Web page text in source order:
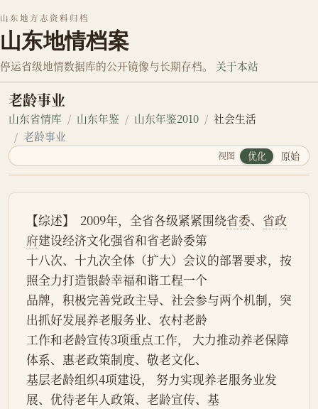
山东地方志资料归档
山东地情档案
停运省级地情数据库的公开镜像与长期存档。 关于本站
老龄事业
山东省情库 山东年鉴 山东年鉴2010
社会生活
老龄事业
视图 优化 原始
【综述】  2009年，全省各级紧紧围绕省委、 省政
府建设经济文化强省和省老龄委第
十八次、十九次全体（扩大）会议的部署要求，按
照全力打造银龄幸福和谐工程一个
品牌，积极完善党政主导、社会参与两个机制，突
出抓好发展养老服务业、农村老龄
工作和老龄宣传3项重点工作， 大力推动养老保障
体系、惠老政策制度、敬老文化、
基层老龄组织4项建设， 努力实现养老服务业发
展、优待老年人政策、老龄宣传、基